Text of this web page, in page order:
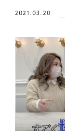
営業
2021.03.20